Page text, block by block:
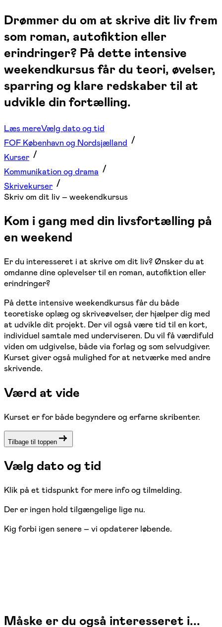
Drømmer du om at skrive dit liv frem
som roman, autofiktion eller
erindringer? På dette intensive
weekendkursus får du teori, øvelser,
sparring og klare redskaber til at
udvikle din fortælling.
Læs mereVælg dato og tid
FOF København og Nordsjælland
Kurser
Kommunikation og drama
Skrivekurser
Skriv om dit liv – weekendkursus
Kom i gang med din livsfortælling på
en weekend
Er du interesseret i at skrive om dit liv? Ønsker du at
omdanne dine oplevelser til en roman, autofiktion eller
erindringer?
På dette intensive weekendkursus får du både
teoretiske oplæg og skriveøvelser, der hjælper dig med
at udvikle dit projekt. Der vil også være tid til en kort,
individuel samtale med underviseren. Du vil få værdifuld
viden om udgivelse, både via forlag og som selvudgiver.
Kurset giver også mulighed for at netværke med andre
skrivende.
Værd at vide
Kurset er for både begyndere og erfarne skribenter.
Tilbage til toppen
Vælg dato og tid
Klik på et tidspunkt for mere info og tilmelding.
Der er ingen hold tilgængelige lige nu.
Kig forbi igen senere – vi opdaterer løbende.
Måske er du også interesseret i...